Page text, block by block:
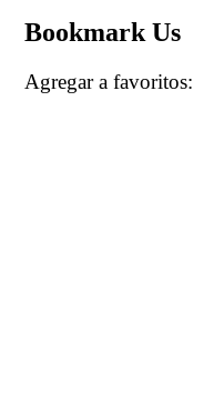
Bookmark Us
Agregar a